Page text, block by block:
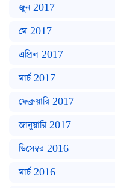
জুন 2017
মে 2017
এপ্রিল 2017
মার্চ 2017
ফেব্রুয়ারি 2017
জানুয়ারি 2017
ডিসেম্বর 2016
মার্চ 2016